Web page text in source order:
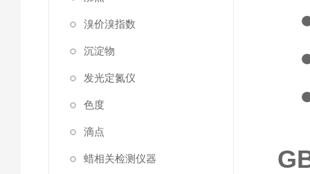
溴价溴指数
沉淀物
发光定氮仪
色度
滴点
蜡相关检测仪器